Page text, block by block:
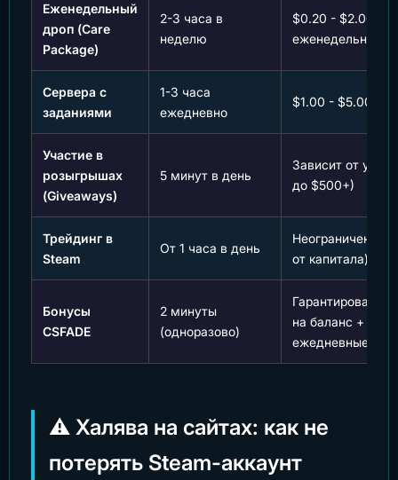
Еженедельный
дроп (Care
Package)
2-3 часа в
неделю
$0.20 - $2.00
еженедельно
Сервера с
заданиями
1-3 часа
ежедневно
$1.00 - $5.00 в
Участие в
розыгрышах
(Giveaways)
5 минут в день
Зависит от
до $500+)
Трейдинг в
Steam
От 1 часа в день
Неограниченно
от капитала)
Бонусы
CSFADE
2 минуты
(одноразово)
на баланс +
ежедневные
⚠️ Халява на сайтах: как не
потерять Steam-аккаунт